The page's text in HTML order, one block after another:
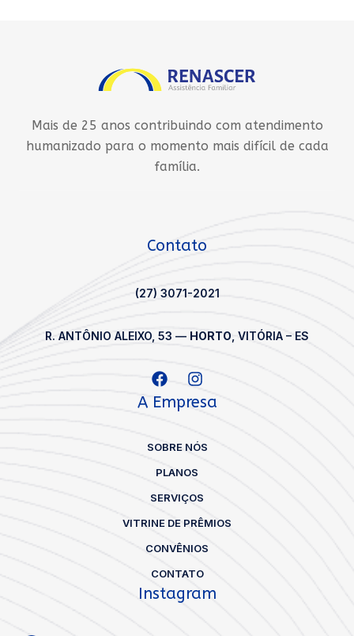
Mais de 25 anos contribuindo com atendimento
humanizado para o momento mais difícil de cada
família.
A Empresa
SOBRE NÓS
PLANOS
SERVIÇOS
VITRINE DE PRÊMIOS
CONVÊNIOS
CONTATO
Contato
(27) 3071-2021
R. ANTÔNIO ALEIXO, 53 — HORTO , VITÓRIA – ES
Instagram